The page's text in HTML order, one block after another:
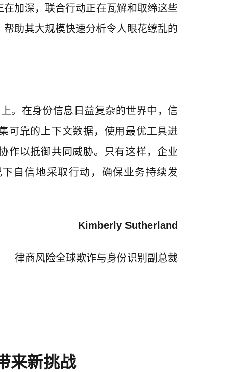
加深，联合行动正在瓦解和取缔这些
助其大规模快速分析令人眼花缭乱的
。在身份信息日益复杂的世界中，信
可靠的上下文数据，使用最优工具进
作以抵御共同威胁。只有这样，企业
自信地采取行动，确保业务持续发
Kimberly Sutherland
律商风险全球欺诈与身份识别副总裁
来新挑战